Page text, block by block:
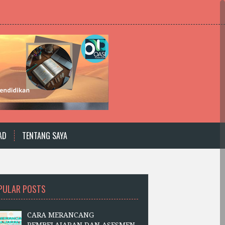
TENTANG SAYA
POSTS
CARA MERANCANG